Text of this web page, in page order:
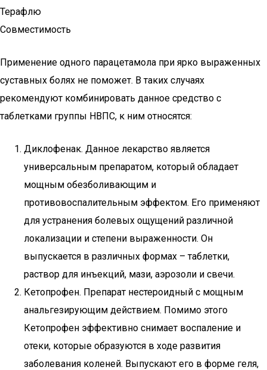
Терафлю
Совместимость
Применение одного парацетамола при ярко выраженных
суставных болях не поможет. В таких случаях
рекомендуют комбинировать данное средство с
таблетками группы НВПС, к ним относятся:
Диклофенак. Данное лекарство является
универсальным препаратом, который обладает
мощным обезболивающим и
противовоспалительным эффектом. Его применяют
для устранения болевых ощущений различной
локализации и степени выраженности. Он
выпускается в различных формах – таблетки,
раствор для инъекций, мази, аэрозоли и свечи.
Кетопрофен. Препарат нестероидный с мощным
анальгезирующим действием. Помимо этого
Кетопрофен эффективно снимает воспаление и
отеки, которые образуются в ходе развития
заболевания коленей. Выпускают его в форме геля,